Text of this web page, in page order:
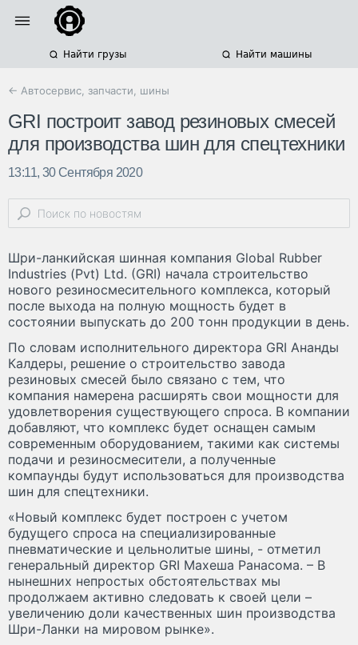
Найти грузы Найти машины
← Автосервис, запчасти, шины
GRI построит завод резиновых смесей
для производства шин для спецтехники
13:11, 30 Сентября 2020
Шри-ланкийская шинная компания Global Rubber
Industries (Pvt) Ltd. (GRI) начала строительство
нового резиносмесительного комплекса, который
после выхода на полную мощность будет в
состоянии выпускать до 200 тонн продукции в день.
По словам исполнительного директора GRI Ананды
Калдеры, решение о строительство завода
резиновых смесей было связано с тем, что
компания намерена расширять свои мощности для
удовлетворения существующего спроса. В компании
добавляют, что комплекс будет оснащен самым
современным оборудованием, такими как системы
подачи и резиносмесители, а полученные
компаунды будут использоваться для производства
шин для спецтехники.
«Новый комплекс будет построен с учетом
будущего спроса на специализированные
пневматические и цельнолитые шины, - отметил
генеральный директор GRI Махеша Ранасома. – В
нынешних непростых обстоятельствах мы
продолжаем активно следовать к своей цели –
увеличению доли качественных шин производства
Шри-Ланки на мировом рынке».